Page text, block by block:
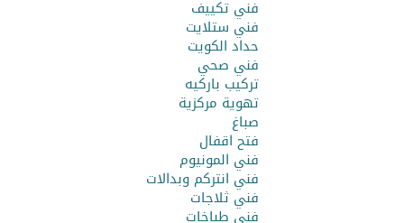
فني تكييف
فني ستلايت
حداد الكويت
فني صحي
تركيب باركيه
تهوية مركزية
صباغ
فتح اقفال
فني المونيوم
فني انتركم وبدالات
فني ثلاجات
فني طباخات